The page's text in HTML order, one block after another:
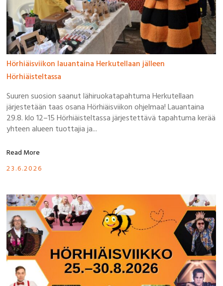
Hörhiäisviikon lauantaina Herkutellaan jälleen
Hörhiäisteltassa
Suuren suosion saanut lähiruokatapahtuma Herkutellaan
järjestetään taas osana Hörhiäisviikon ohjelmaa! Lauantaina
29.8. klo 12–15 Hörhiäisteltassa järjestettävä tapahtuma kerää
yhteen alueen tuottajia ja...
Read More
23.6.2026